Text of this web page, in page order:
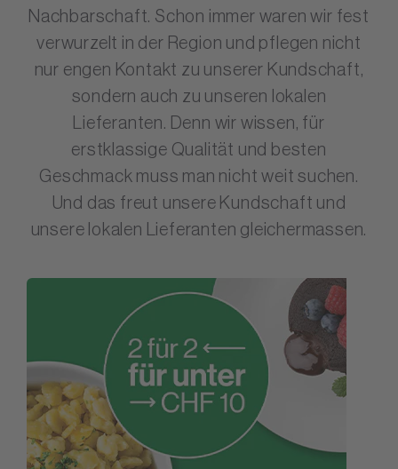
Nachbarschaft. Schon immer waren wir fest
verwurzelt in der Region und pflegen nicht
nur engen Kontakt zu unserer Kundschaft,
sondern auch zu unseren lokalen
Lieferanten. Denn wir wissen, für
erstklassige Qualität und besten
Geschmack muss man nicht weit suchen.
Und das freut unsere Kundschaft und
unsere lokalen Lieferanten gleichermassen.